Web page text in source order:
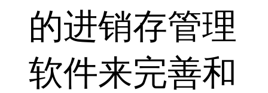
的进销存管理
软件来完善和